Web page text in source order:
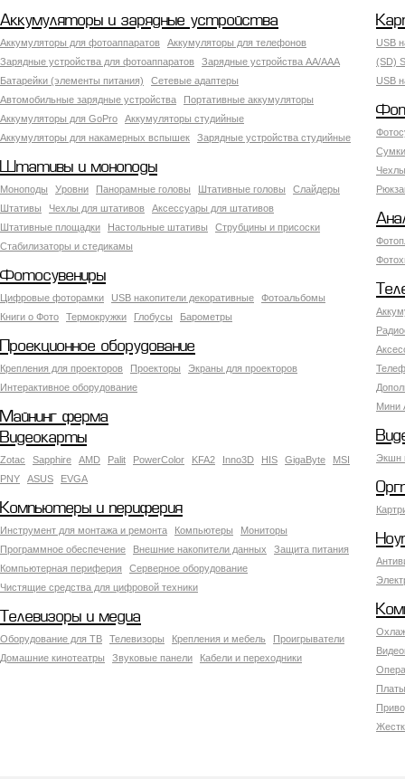
Аккумуляторы и зарядные устройства
Аккумуляторы для фотоаппаратов
Аккумуляторы для телефонов
Зарядные устройства для фотоаппаратов
Зарядные устройства AA/AAA
Батарейки (элементы питания)
Сетевые адаптеры
Автомобильные зарядные устройства
Портативные аккумуляторы
Аккумуляторы для GoPro
Аккумуляторы студийные
Аккумуляторы для накамерных вспышек
Зарядные устройства студийные
USB
(SD)
USB
Штативы и моноподы
Моноподы Уровни Панорамные головы Штативные головы
Слайдеры
Штативы
Чехлы для штативов
Аксессуары для штативов
Штативные площадки
Настольные штативы
Струбцины и присоски
Стабилизаторы и стедикамы
Фотосувениры
Цифровые фоторамки USB накопители декоративные
Фотоальбомы
Книги о Фото
Термокружки Глобусы Барометры
Мини
Проекционное оборудование
Крепления для проекторов Проекторы
Экраны для проекторов
Интерактивное оборудование
Майнинг ферма
Экшн
Видеокарты
Zotac Sapphire AMD Palit PowerColor KFA2 Inno3D HIS GigaByte
MSI
PNY
ASUS EVGA
Компьютеры и периферия
Инструмент для монтажа и ремонта Компьютеры
Мониторы
Программное обеспечение
Внешние накопители данных
Защита питания
Компьютерная периферия
Серверное оборудование
Чистящие средства для цифровой техники
Телевизоры и медиа
Оборудование для ТВ Телевизоры Крепления и мебель
Проигрыватели
Домашние кинотеатры
Звуковые панели Кабели и переходники